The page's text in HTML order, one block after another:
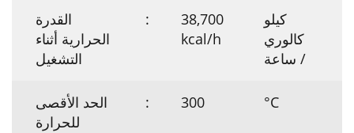
القدرة
الحرارية أثناء
التشغيل
:
38,700
kcal/h
كيلو
كالوري
/ ساعة
الحد الأقصى
للحرارة
: 300 °C